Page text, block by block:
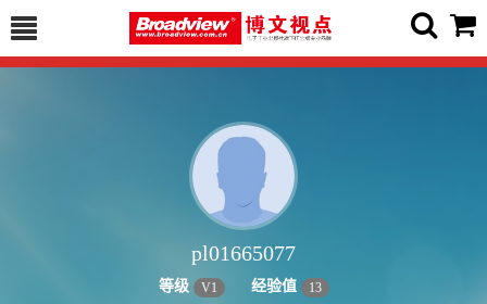
pl01665077
等级 V1 经验值 13